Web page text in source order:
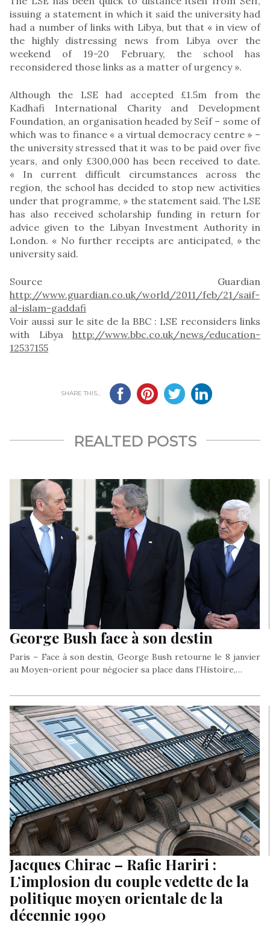
issuing a statement in which it said the university had
had a number of links with Libya, but that « in view of
the highly distressing news from Libya over the
weekend of 19-20 February, the school has
reconsidered those links as a matter of urgency ».
Although the LSE had accepted £1.5m from the
Kadhafi International Charity and Development
Foundation, an organisation headed by Seïf – some of
which was to finance « a virtual democracy centre » –
the university stressed that it was to be paid over five
years, and only £300,000 has been received to date.
« In current difficult circumstances across the
region, the school has decided to stop new activities
under that programme, » the statement said. The LSE
has also received scholarship funding in return for
advice given to the Libyan Investment Authority in
London. « No further receipts are anticipated, » the
university said.
Source Guardian
http://www.guardian.co.uk/world/2011/feb/21/saif-
al-islam-gaddafi
Voir aussi sur le site de la BBC : LSE reconsiders links
with Libya http://www.bbc.co.uk/news/education-
12537155
SHARE THIS...
REALTED POSTS
George Bush face à son destin
Paris – Face à son destin, George Bush retourne le 8 janvier
au Moyen-orient pour négocier sa place dans l’Histoire,…
Jacques Chirac – Rafic Hariri :
L’implosion du couple vedette de la
politique moyen orientale de la
décennie 1990